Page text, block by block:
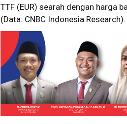
TTF (EUR) searah dengan harga
(Data: CNBC Indonesia Research).